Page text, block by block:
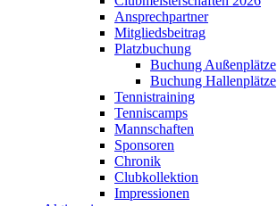
Ansprechpartner
Mitgliedsbeitrag
Platzbuchung
Buchung Außenplätze
Buchung Hallenplätze
Tennistraining
Tenniscamps
Mannschaften
Sponsoren
Chronik
Clubkollektion
Impressionen